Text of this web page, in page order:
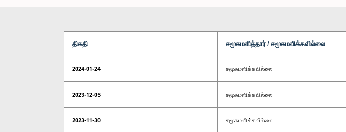
திகதி சமூகமளித்தார் / சமூகமளிக்கவில்லை
2024-01-24 சமூகமளிக்கவில்லை
2023-12-05 சமூகமளிக்கவில்லை
2023-11-30 சமூகமளிக்கவில்லை